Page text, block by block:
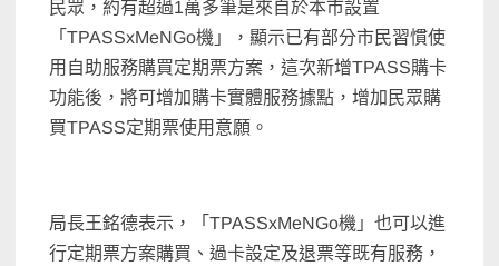
民眾，約有超過1萬多筆是來自於本市設置
「TPASSxMeNGo機」，顯示已有部分市民習慣使
用自助服務購買定期票方案，這次新增TPASS購卡
功能後，將可增加購卡實體服務據點，增加民眾購
買TPASS定期票使用意願。
局長王銘德表示，「TPASSxMeNGo機」也可以進
行定期票方案購買、過卡設定及退票等既有服務，